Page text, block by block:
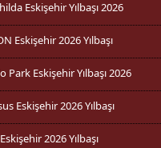
Eskişehir Yılbaşı 2026
Eskişehir 2026 Yılbaşı
Park Eskişehir Yılbaşı 2026
Eskişehir 2026 Yılbaşı
2026 Yılbaşı